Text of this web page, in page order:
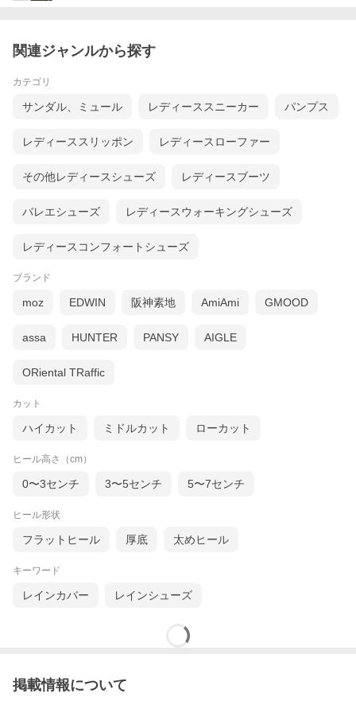
関連ジャンルから探す
カテゴリ
サンダル、ミュール レディーススニーカー パンプス
レディーススリッポン レディースローファー
その他レディースシューズ レディースブーツ
バレエシューズ レディースウォーキングシューズ
レディースコンフォートシューズ
ブランド
moz EDWIN 阪神素地 AmiAmi GMOOD
assa HUNTER PANSY AIGLE
ORiental TRaffic
カット
ハイカット ミドルカット ローカット
ヒール高さ（cm）
0〜3センチ 3〜5センチ 5〜7センチ
ヒール形状
フラットヒール 厚底 太めヒール
キーワード
レインカバー レインシューズ
掲載情報について